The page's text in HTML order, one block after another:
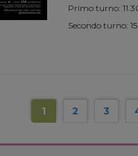
Primo turno:
Secondo turno:
1 2 3